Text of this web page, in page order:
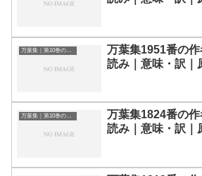
万葉集｜第10巻の和歌一覧
万葉集1951番の作
読み｜意味・訳｜
万葉集｜第10巻の和歌一覧
万葉集1824番の作
読み｜意味・訳｜